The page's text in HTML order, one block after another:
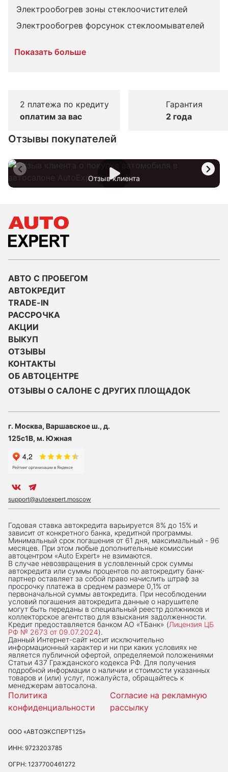
Электрообогрев зоны стеклоочистителей
Электрообогрев форсунок стеклоомывателей
Показать больше
2 платежа по кредиту
оплатим за вас
Гарантия
2 года
Отзывы покупателей
Отзыв клиента
АВТО С ПРОБЕГОМ
АВТОКРЕДИТ
TRADE-IN
РАССРОЧКА
АКЦИИ
ВЫКУП
ОТЗЫВЫ
КОНТАКТЫ
ОБ АВТОЦЕНТРЕ
ОТЗЫВЫ О САЛОНЕ С ДРУГИХ ПЛОЩАДОК
г. Москва, Варшавское ш., д.
125с1В, м. Южная
support@autoexpert.moscow
Годовая ставка автокредита варьируется 8% до 15% и
зависит от конкретного банка, кредитной программы.
Минимальный срок погашения от 61 дня, максимальный - 96
месяцев. При этом любые дополнительные комиссии
автоцентром «Auto Expert» не взимаются.
В случае невозвращения в условленный срок суммы
автокредита или суммы процентов по автокредиту банк-
партнер оставляет за собой право начислить штраф за
просрочку платежа в среднем размере 0,1% от
первоначальной суммы автокредита. При несоблюдении
условий погашения автокредита данные о нарушителе
могут быть переданы в специальный реестр должников и
коллекторское агентство для взыскания задолженности.
Кредит предоставляется банком АО «ТБанк» (Лицензия ЦБ
РФ № 2673 от 09.07.2024).
Данный Интернет-сaйт носит исключительно
информационный характер и ни при каких условиях не
является публичной офертой, определяемой положениями
Статьи 437 Гражданского кодекса РФ. Для получения
подробной информации о наличии и стоимости указанных
товаров и (или) услуг, пожалуйста, обращайтесь к
менеджерам автосалона.
Политика
конфиденциальности
Согласие на рекламную
рассылку
ООО «АВТОЭКСПЕРТ125»
ИНН: 9723203785
ОГРН: 1237700461272